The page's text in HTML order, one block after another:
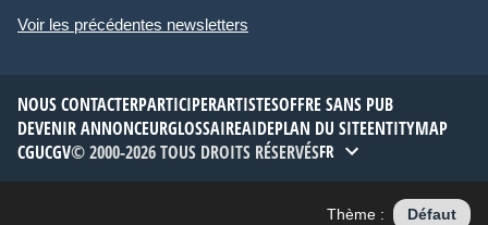
Voir les précédentes newsletters
NOUS CONTACTERPARTICIPERARTISTESOFFRE SANS PUB
DEVENIR ANNONCEURGLOSSAIREAIDEPLAN DU SITEENTITYMAP
CGUCGV© 2000-2026 TOUS DROITS RÉSERVÉSFR
Thème : Défaut